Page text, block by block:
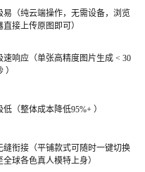
易（纯云端操作，无需设备，浏览
直接上传原图即可）
速响应（单张高精度图片生成 < 30
）
低（整体成本降低95%+ ）
缝衔接（平铺款式可随时一键切换
全球各色真人模特上身）